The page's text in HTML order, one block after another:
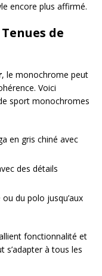
encore plus affirmé.
de
, le monochrome peut
Voici
sport monochromes
en gris chiné avec
des détails
du polo jusqu’aux
fonctionnalité et
s’adapter à tous les